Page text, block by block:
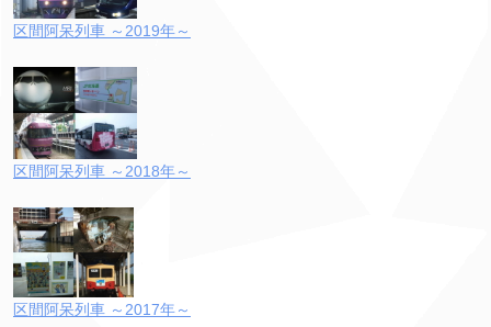
区間阿呆列車 ～2019年～
区間阿呆列車 ～2018年～
区間阿呆列車 ～2017年～